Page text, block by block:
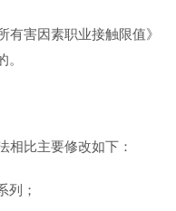
有害因素职业接触限值》
相比主要修改如下：
；